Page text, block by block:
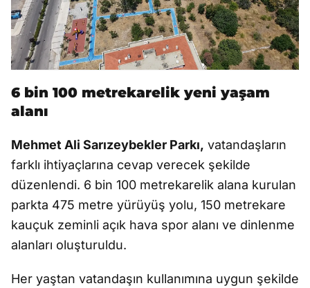
6 bin 100 metrekarelik yeni yaşam
alanı
Mehmet Ali Sarızeybekler Parkı, vatandaşların
farklı ihtiyaçlarına cevap verecek şekilde
düzenlendi. 6 bin 100 metrekarelik alana kurulan
parkta 475 metre yürüyüş yolu, 150 metrekare
kauçuk zeminli açık hava spor alanı ve dinlenme
alanları oluşturuldu.
Her yaştan vatandaşın kullanımına uygun şekilde